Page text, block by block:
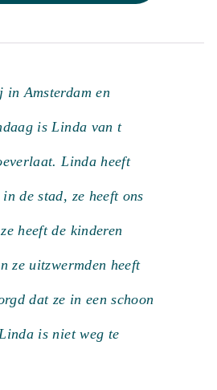
in Amsterdam en
is Linda van t
Linda heeft
de stad, ze heeft ons
heeft de kinderen
ze uitzwermden heeft
dat ze in een schoon
is niet weg te